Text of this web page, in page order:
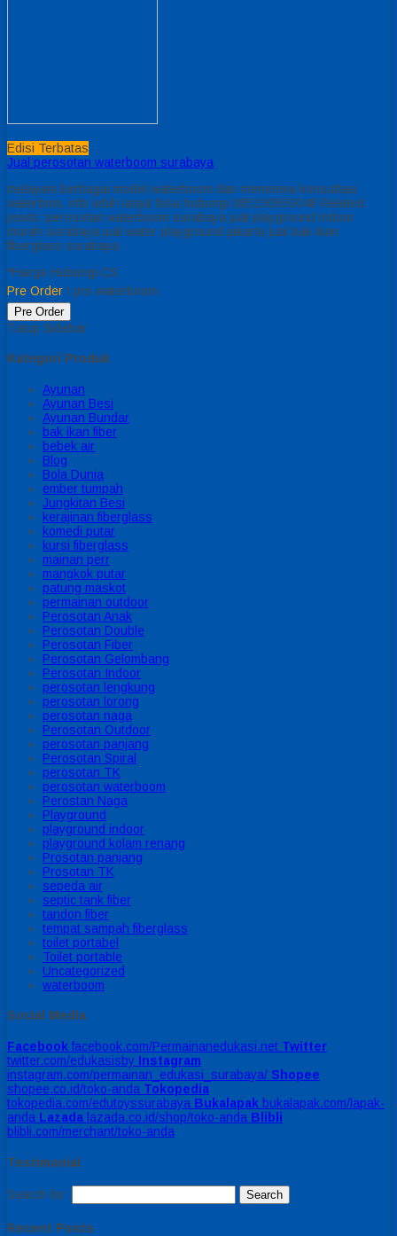
Edisi Terbatas
Jual perosotan waterboom surabaya
melayani berbagai model waterboom dan menerima konsultasi
waterbom, info lebih lanjut bisa hubungi 085230550048 Related
posts: perosotan waterboom surabaya jual playground indoor
murah surabaya jual water playground jakarta jual bak ikan
fiberglass surabaya
*Harga Hubungi CS
Pre Order / prs waterboom
Pre Order
Tutup Sidebar
Kategori Produk
Ayunan
Ayunan Besi
Ayunan Bundar
bak ikan fiber
bebek air
Blog
Bola Dunia
ember tumpah
Jungkitan Besi
kerajinan fiberglass
komedi putar
kursi fiberglass
mainan perr
mangkok putar
patung maskot
permainan outdoor
Perosotan Anak
Perosotan Double
Perosotan Fiber
Perosotan Gelombang
Perosotan Indoor
perosotan lengkung
perosotan lorong
perosotan naga
Perosotan Outdoor
perosotan panjang
Perosotan Spiral
perosotan TK
perosotan waterboom
Perostan Naga
Playground
playground indoor
playground kolam renang
Prosotan panjang
Prosotan TK
sepeda air
septic tank fiber
tandon fiber
tempat sampah fiberglass
toilet portabel
Toilet portable
Uncategorized
waterboom
Social Media
Facebook facebook.com/Permainanedukasi.net Twitter
twitter.com/edukasisby Instagram
instagram.com/permainan_edukasi_surabaya/ Shopee
shopee.co.id/toko-anda Tokopedia
tokopedia.com/edutoyssurabaya Bukalapak bukalapak.com/lapak-
anda Lazada lazada.co.id/shop/toko-anda Blibli
blibli.com/merchant/toko-anda
Testimonial
Search for:
Recent Posts